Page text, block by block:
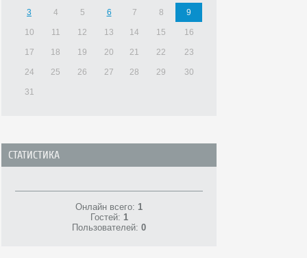
3 4 5 6 7 8 9
10 11 12 13 14 15 16
17 18 19 20 21 22 23
24 25 26 27 28 29 30
31
СТАТИСТИКА
Онлайн всего: 1
Гостей: 1
Пользователей: 0